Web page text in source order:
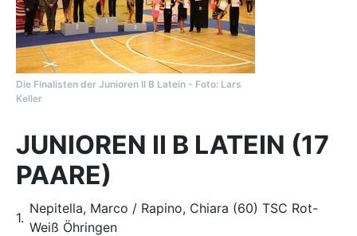
Die Finalisten der Junioren II B Latein - Foto: Lars
Keller
JUNIOREN II B LATEIN (17
PAARE)
1.
Nepitella, Marco / Rapino, Chiara (60) TSC Rot-
Weiß Öhringen